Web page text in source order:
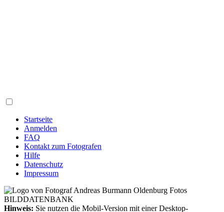
Startseite
Anmelden
FAQ
Kontakt zum Fotografen
Hilfe
Datenschutz
Impressum
Hinweis: Sie nutzen die Mobil-Version mit einer Desktop-